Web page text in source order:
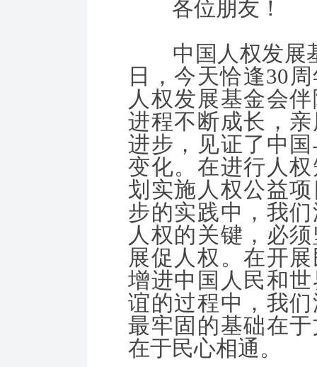
各位朋友！
中国人权发展基
日，今天恰逢30
人权发展基金会
进程不断成长，
进步，见证了中
变化。在进行人
划实施人权公益
步的实践中，我
人权的关键，必
展促人权。在开
增进中国人民和
谊的过程中，我
最牢固的基础在
在于民心相通。